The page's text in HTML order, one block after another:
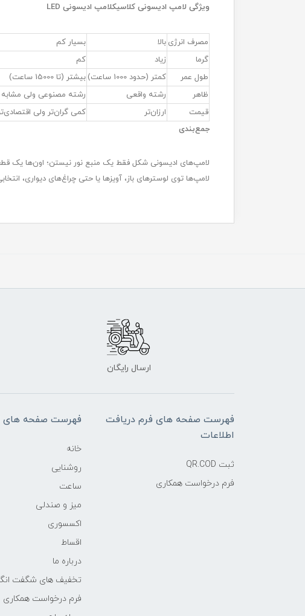
ویژگی لامپ ادیسونی کلاسیکلامپ ادیسونی LED
مصرف انرژی بالا
بسیار کم
گرما
زیاد
کم
طول عمر
کمتر (حدود 1000 ساعت)
بیشتر (تا 15000 ساعت)
ظاهر
رشته واقعی
رشته مصنوعی ولی مشابه
قیمت
ارزان‌تر
کمی گران‌تر ولی
جمع‌بندی
لامپ‌های ادیسونی شکل فقط یک منبع نور نیستن؛ اون‌ها یک
لامپ‌ها توی لوسترهای باز، آویزها یا حتی چراغ‌های دیواری،
ارسال رایگان
فهرست صفحه های فرم دریافت
اطلاعات
ثبت QR.COD
فرم درخواست همکاری
فهرست صفحه های
خانه
روشنایی
ساعت
میز و صندلی
اکسسوری
اقساط
درباره ما
تخفیف های شگفت
فرم درخواست همکاری